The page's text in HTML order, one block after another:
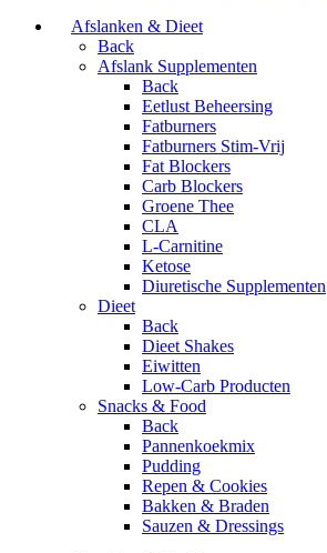
Afslanken & Dieet
Back
Afslank Supplementen
Back
Eetlust Beheersing
Fatburners
Fatburners Stim-Vrij
Fat Blockers
Carb Blockers
Groene Thee
CLA
L-Carnitine
Ketose
Diuretische Supplementen
Dieet
Back
Dieet Shakes
Eiwitten
Low-Carb Producten
Snacks & Food
Back
Pannenkoekmix
Pudding
Repen & Cookies
Bakken & Braden
Sauzen & Dressings